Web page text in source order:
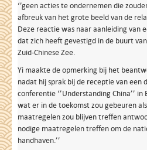
‘’geen acties te ondernemen die
afbreuk van het grote beeld van de
Deze reactie was naar aanleiding van
dat zich heeft gevestigd in de buurt
Zuid-Chinese Zee.
Yi maakte de opmerking bij het
nadat hij sprak bij de receptie van een
conferentie ‘’Understanding China’’
wat er in de toekomst zou gebeuren
maatregelen zou blijven treffen
nodige maatregelen treffen om de
handhaven.’’